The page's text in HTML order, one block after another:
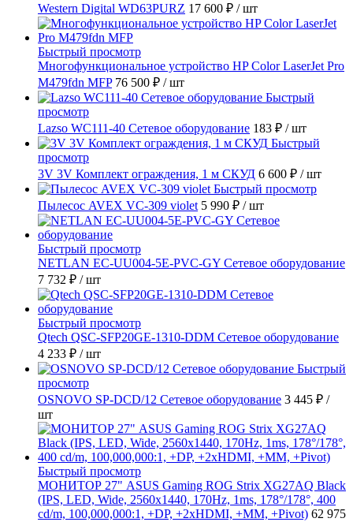
Western Digital WD63PURZ 17 600 ₽ / шт
Быстрый просмотр
Многофункциональное устройство HP Color LaserJet Pro
M479fdn MFP 76 500 ₽ / шт
Быстрый
просмотр
Lazso WC111-40 Сетевое оборудование 183 ₽ / шт
Быстрый
просмотр
3V 3V Комплект ограждения, 1 м СКУД 6 600 ₽ / шт
Быстрый просмотр
Пылесос AVEX VC-309 violet 5 990 ₽ / шт
Быстрый просмотр
NETLAN EC-UU004-5E-PVC-GY Сетевое оборудование
7 732 ₽ / шт
Быстрый просмотр
Qtech QSC-SFP20GE-1310-DDM Сетевое оборудование
4 233 ₽ / шт
Быстрый
просмотр
OSNOVO SP-DCD/12 Сетевое оборудование 3 445 ₽ /
шт
Быстрый просмотр
МОНИТОР 27" ASUS Gaming ROG Strix XG27AQ Black
(IPS, LED, Wide, 2560x1440, 170Hz, 1ms, 178°/178°, 400
cd/m, 100,000,000:1, +DP, +2хHDMI, +MM, +Pivot) 62 975